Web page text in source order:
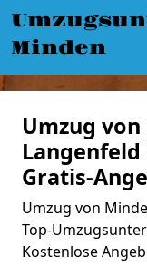
Minden
Umzug
Langenfeld
Gratis-
Umzug von
Top-
Kostenlose